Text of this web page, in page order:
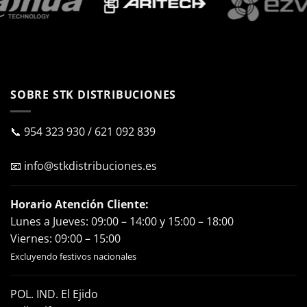
SOBRE STK DISTRIBUCIONES
📞 954 323 930/ 621 092 839
📧 info@stkdistribuciones.es
Horario Atención Cliente:
Lunes a Jueves: 09:00 – 14:00 y 15:00 – 18:00
Viernes: 09:00 – 15:00
Excluyendo festivos nacionales
POL. IND. El Ejido